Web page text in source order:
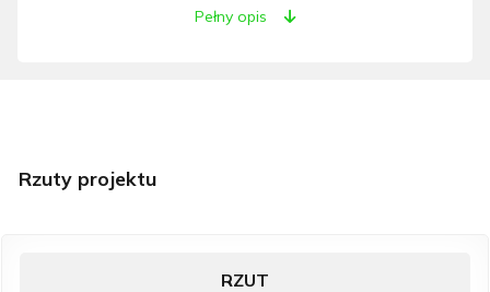
Pełny opis
Rzuty projektu
RZUT